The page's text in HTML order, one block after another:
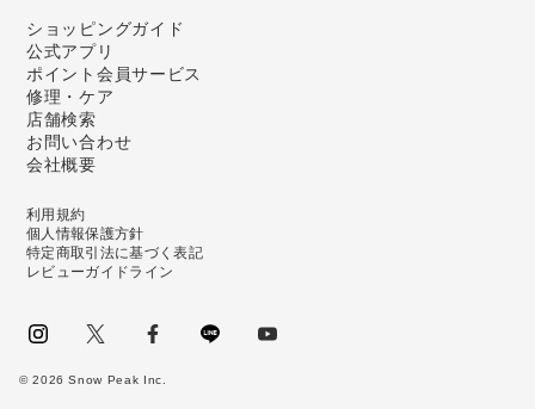
ショッピングガイド
公式アプリ
ポイント会員サービス
修理・ケア
店舗検索
お問い合わせ
会社概要
利用規約
個人情報保護方針
特定商取引法に基づく表記
レビューガイドライン
©2026 Snow Peak Inc.